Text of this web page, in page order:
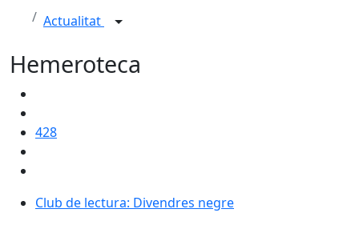
Actualitat
Hemeroteca
428
Club de lectura: Divendres negre